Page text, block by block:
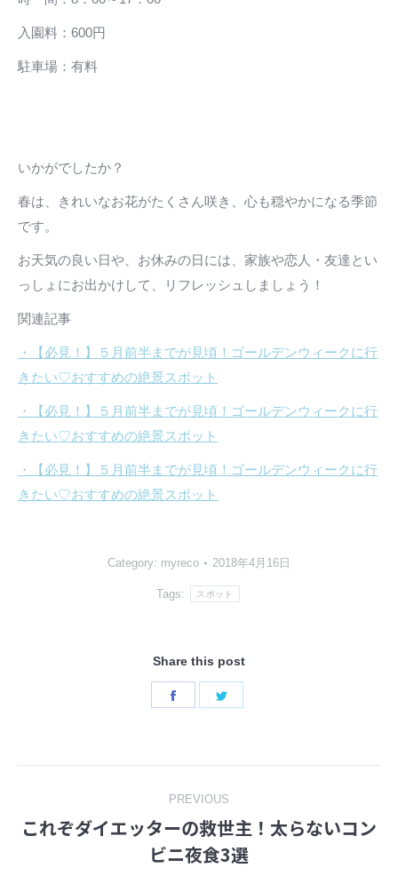
入園料：600円
駐車場：有料
いかがでしたか？
春は、きれいなお花がたくさん咲き、心も穏やかになる季節
です。
お天気の良い日や、お休みの日には、家族や恋人・友達とい
っしょにお出かけして、リフレッシュしましょう！
関連記事
・【必見！】５月前半までが見頃！ゴールデンウィークに行
きたい♡おすすめの絶景スポット
・【必見！】５月前半までが見頃！ゴールデンウィークに行
きたい♡おすすめの絶景スポット
・【必見！】５月前半までが見頃！ゴールデンウィークに行
きたい♡おすすめの絶景スポット
Category: myreco 2018年4月16日
Tags: スポット
Share this post
Share
navigation
PREVIOUS
Previous
post:
これぞダイエッターの救世主！太らないコン
ビニ夜食3選